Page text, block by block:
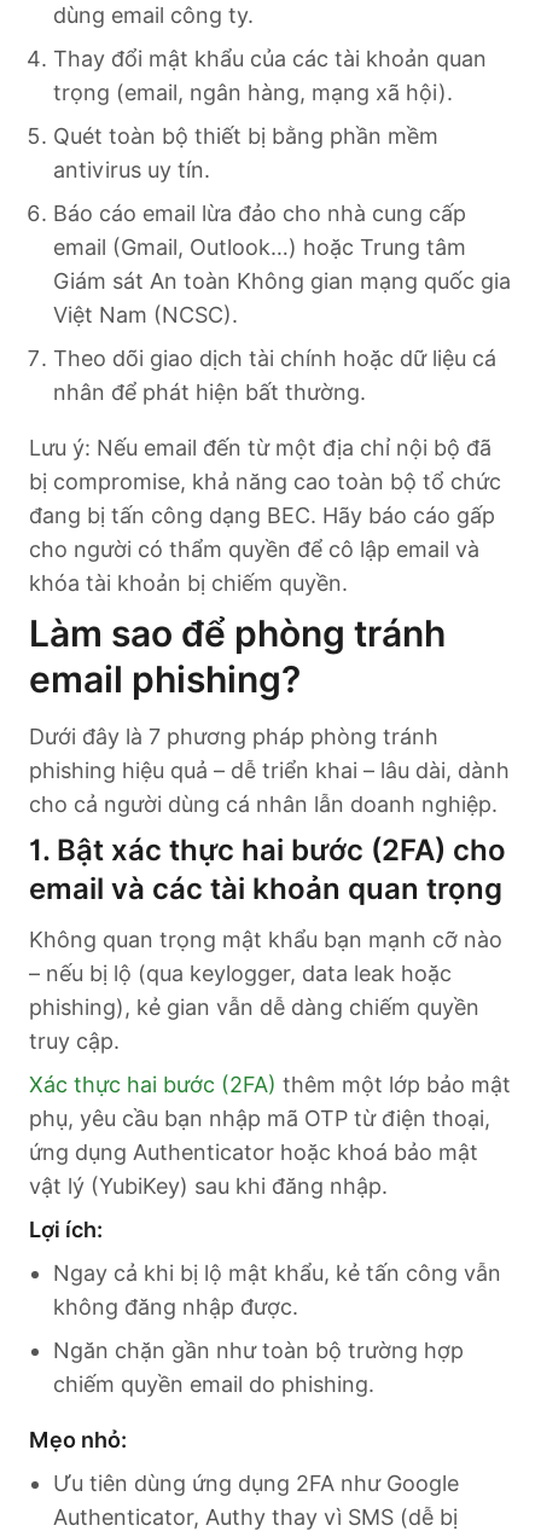
dùng email công ty.
Thay đổi mật khẩu của các tài khoản quan
trọng (email, ngân hàng, mạng xã hội).
Quét toàn bộ thiết bị bằng phần mềm
antivirus uy tín.
Báo cáo email lừa đảo cho nhà cung cấp
email (Gmail, Outlook…) hoặc Trung tâm
Giám sát An toàn Không gian mạng quốc gia
Việt Nam (NCSC).
Theo dõi giao dịch tài chính hoặc dữ liệu cá
nhân để phát hiện bất thường.
Lưu ý: Nếu email đến từ một địa chỉ nội bộ đã
bị compromise, khả năng cao toàn bộ tổ chức
đang bị tấn công dạng BEC. Hãy báo cáo gấp
cho người có thẩm quyền để cô lập email và
khóa tài khoản bị chiếm quyền.
Làm sao để phòng tránh
email phishing?
Dưới đây là 7 phương pháp phòng tránh
phishing hiệu quả – dễ triển khai – lâu dài, dành
cho cả người dùng cá nhân lẫn doanh nghiệp.
1. Bật xác thực hai bước (2FA) cho
email và các tài khoản quan trọng
Không quan trọng mật khẩu bạn mạnh cỡ nào
– nếu bị lộ (qua keylogger, data leak hoặc
phishing), kẻ gian vẫn dễ dàng chiếm quyền
truy cập.
Xác thực hai bước (2FA) thêm một lớp bảo mật
phụ, yêu cầu bạn nhập mã OTP từ điện thoại,
ứng dụng Authenticator hoặc khoá bảo mật
vật lý (YubiKey) sau khi đăng nhập.
Lợi ích:
Ngay cả khi bị lộ mật khẩu, kẻ tấn công vẫn
không đăng nhập được.
Ngăn chặn gần như toàn bộ trường hợp
chiếm quyền email do phishing.
Mẹo nhỏ:
Ưu tiên dùng ứng dụng 2FA như Google
Authenticator, Authy thay vì SMS (dễ bị